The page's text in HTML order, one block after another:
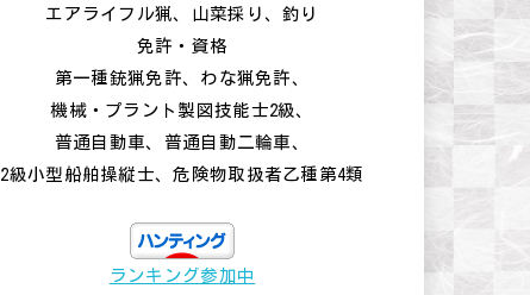
エアライフル猟、山菜採り、釣り
免許・資格
第一種銃猟免許、わな猟免許、
機械・プラント製図技能士2級、
普通自動車、普通自動二輪車、
2級小型船舶操縦士、危険物取扱者乙種第4類
ランキング参加中